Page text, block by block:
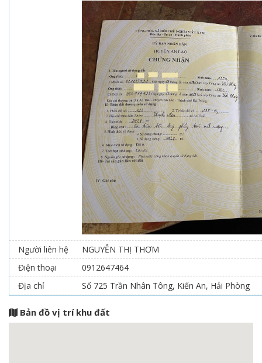
Người liên hệ
NGUYỄN THỊ THƠM
Điện thoại
0912647464
Địa chỉ
Số 725 Trần Nhân Tông, Kiến An, Hải Phòng
Bản đồ vị trí khu đất